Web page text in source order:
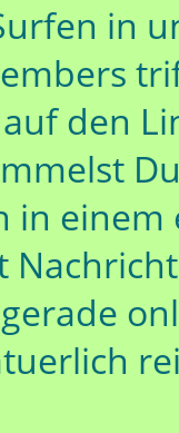
in
den
in